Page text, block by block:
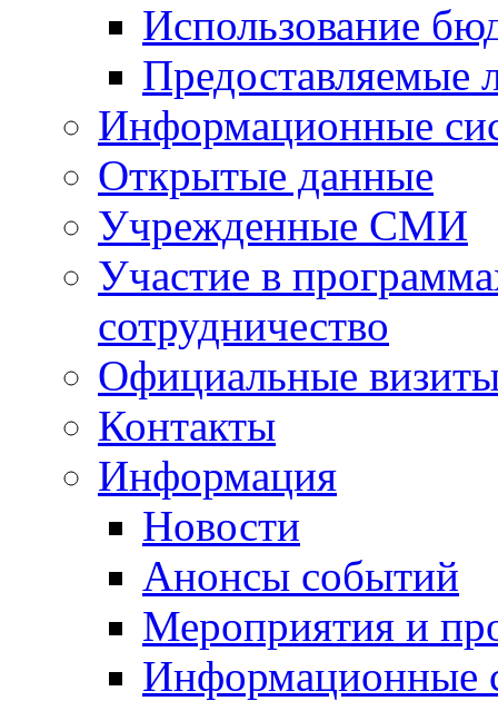
Использование
Предоставляемые
Информационные
Открытые данные
Учрежденные СМИ
Участие в
сотрудничество
Официальные
Контакты
Информация
Новости
Анонсы событий
Мероприятия и
Информационные